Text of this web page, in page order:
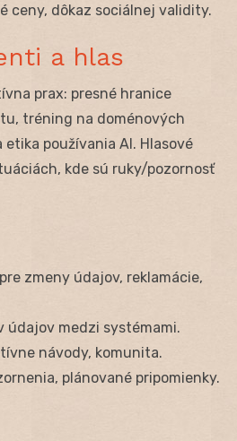
ceny, dôkaz sociálnej validity.
a hlas
prax: presné hranice
tréning na doménových
používania AI. Hlasové
kde sú ruky/pozornosť
zmeny údajov, reklamácie,
údajov medzi systémami.
návody, komunita.
plánované pripomienky.